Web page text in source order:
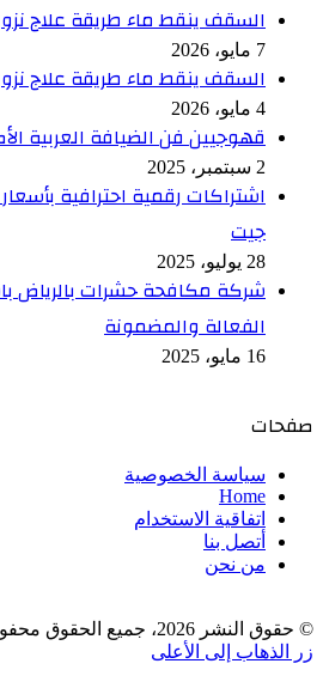
السقف ينقط ماء طريقة علاج
7 مايو، 2026
السقف ينقط ماء طريقة علاج
4 مايو، 2026
قهوجيين فن الضيافة العربية
2 سبتمبر، 2025
اشتراكات رقمية احترافية
جيت
28 يوليو، 2025
شركة مكافحة حشرات بالرياض
الفعالة والمضمونة
16 مايو، 2025
صفحات
سياسة الخصوصية
Home
اتفاقية الاستخدام
أتصل بنا
من نحن
© حقوق النشر 2026، جميع الحقوق محفوظة لـ Zatsh
زر الذهاب إلى الأعلى